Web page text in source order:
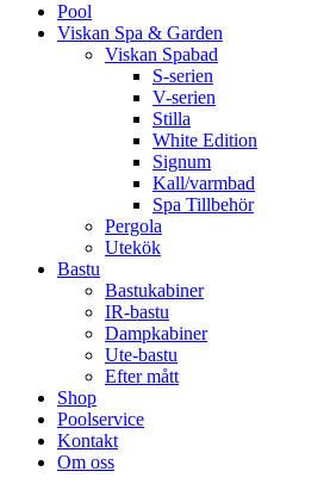
Pool
Viskan Spa & Garden
Viskan Spabad
S-serien
V-serien
Stilla
White Edition
Signum
Kall/varmbad
Spa Tillbehör
Pergola
Utekök
Bastu
Bastukabiner
IR-bastu
Dampkabiner
Ute-bastu
Efter mått
Shop
Poolservice
Kontakt
Om oss